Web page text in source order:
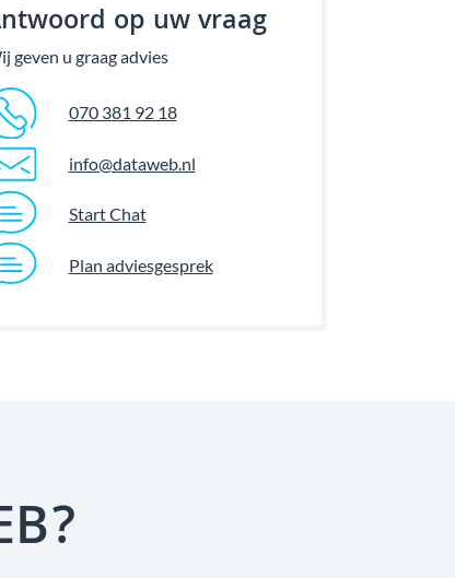
op uw vraag
geven u graag advies
070 381 92 18
info@dataweb.nl
Start Chat
Plan adviesgesprek